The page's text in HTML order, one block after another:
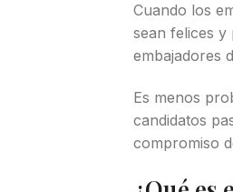
Cuando los
sean felices y
embajadores
Es menos
candidatos
compromiso